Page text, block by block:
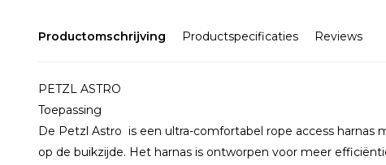
Productomschrijving Productspecificaties Reviews
PETZL ASTRO
Toepassing
De Petzl Astro is een ultra-comfortabel rope access
op de buikzijde. Het harnas is ontworpen voor meer